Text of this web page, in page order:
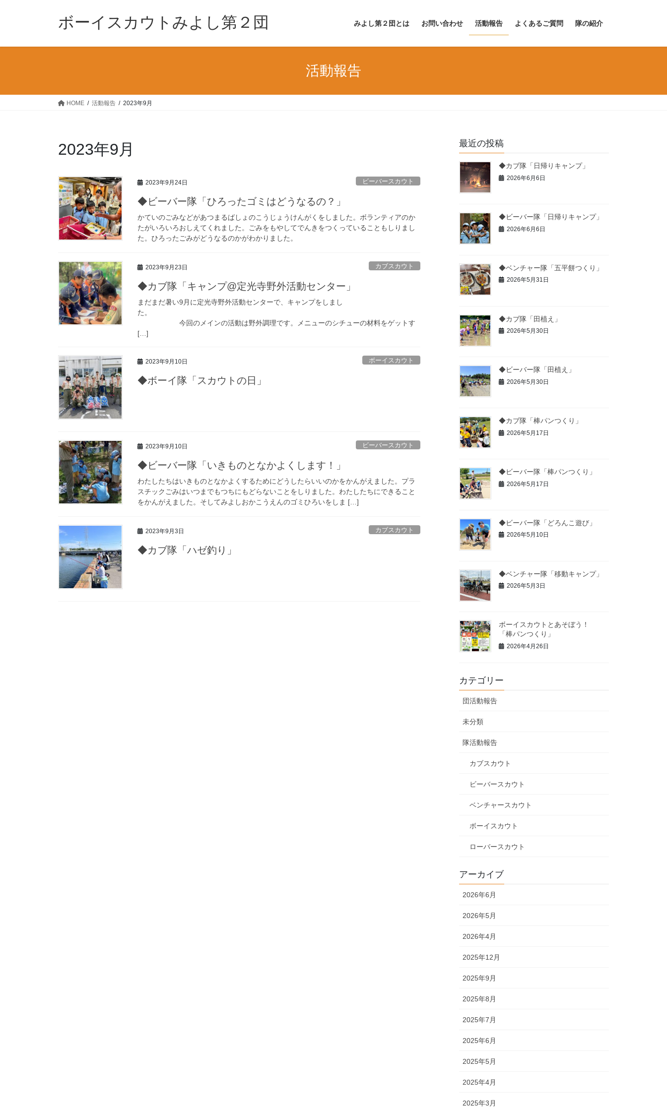
ボーイスカウトみよし第２団 みよし第２団とは お問い合わせ 活動報告 よくあるご質問 隊の紹介
活動報告
HOME 活動報告 2023年9月
2023年9月
2023年9月24日 ビーバースカウト
◆ビーバー隊「ひろったゴミはどうなるの？」
かていのごみなどがあつまるばしょのこうじょうけんがくをしました。ボランティアのか
たがいろいろおしえてくれました。ごみをもやしてでんきをつくっていることもしりまし
た。ひろったごみがどうなるのかがわかりました。
2023年9月23日 カブスカウト
◆カブ隊「キャンプ@定光寺野外活動センター」
まだまだ暑い9月に定光寺野外活動センターで、キャンプをしまし
た。
今回のメインの活動は野外調理です。メニューのシチューの材料をゲットす
[…]
2023年9月10日 ボーイスカウト
◆ボーイ隊「スカウトの日」
2023年9月10日 ビーバースカウト
◆ビーバー隊「いきものとなかよくします！」
わたしたちはいきものとなかよくするためにどうしたらいいのかをかんがえました。プラ
スチックごみはいつまでもつちにもどらないことをしりました。わたしたちにできること
をかんがえました。そしてみよしおかこうえんのゴミひろいをしま […]
2023年9月3日 カブスカウト
◆カブ隊「ハゼ釣り」
最近の投稿
◆カブ隊「日帰りキャンプ」
2026年6月6日
◆ビーバー隊「日帰りキャンプ」
2026年6月6日
◆ベンチャー隊「五平餅つくり」
2026年5月31日
◆カブ隊「田植え」
2026年5月30日
◆ビーバー隊「田植え」
2026年5月30日
◆カブ隊「棒パンつくり」
2026年5月17日
◆ビーバー隊「棒パンつくり」
2026年5月17日
◆ビーバー隊「どろんこ遊び」
2026年5月10日
◆ベンチャー隊「移動キャンプ」
2026年5月3日
ボーイスカウトとあそぼう！
「棒パンつくり」
2026年4月26日
カテゴリー
団活動報告
未分類
隊活動報告
カブスカウト
ビーバースカウト
ベンチャースカウト
ボーイスカウト
ローバースカウト
アーカイブ
2026年6月
2026年5月
2026年4月
2025年12月
2025年9月
2025年8月
2025年7月
2025年6月
2025年5月
2025年4月
2025年3月